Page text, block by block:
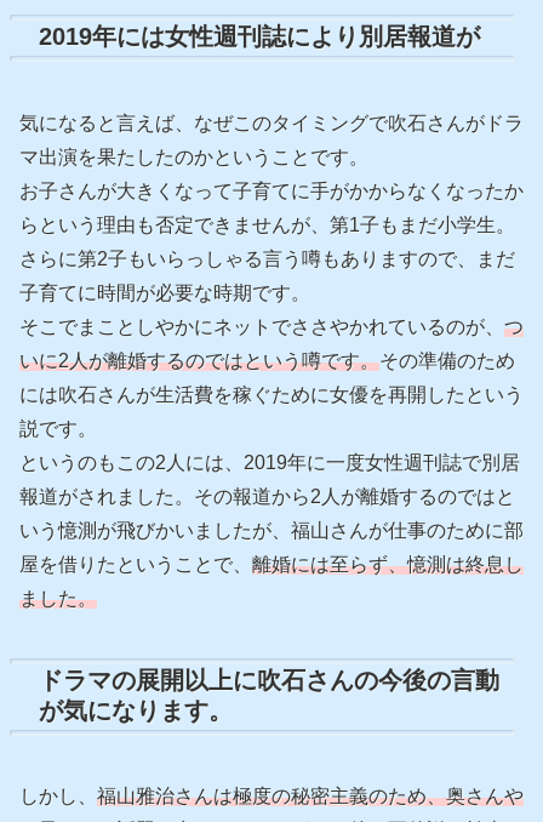
2019年には女性週刊誌により別居報道が
気になると言えば、なぜこのタイミングで吹石さんがドラ
マ出演を果たしたのかということです。
お子さんが大きくなって子育てに手がかからなくなったか
らという理由も否定できませんが、第1子もまだ小学生。
さらに第2子もいらっしゃる言う噂もありますので、まだ
子育てに時間が必要な時期です。
そこでまことしやかにネットでささやかれているのが、 つ
いに2人が離婚するのではという噂です。その準備のため
には吹石さんが生活費を稼ぐために女優を再開したという
説です。
というのもこの2人には、2019年に一度女性週刊誌で別居
報道がされました。その報道から2人が離婚するのではと
いう憶測が飛びかいましたが、福山さんが仕事のために部
屋を借りたということで、 離婚には至らず、憶測は終息し
ました。
ドラマの展開以上に吹石さんの今後の言動
が気になります。
しかし、 福山雅治さんは極度の秘密主義のため、奥さんや